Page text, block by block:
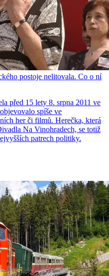
postoje nelitovala. Co o ní
před 15 lety 8. srpna 2011 ve
spíše ve
her či filmů. Herečka, která
Na Vinohradech, se totiž
patrech politiky.